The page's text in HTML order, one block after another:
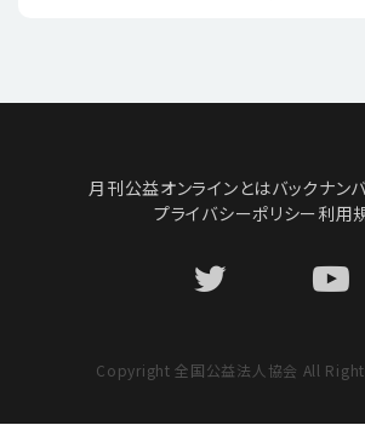
月刊公益オンラインとはバックナン
プライバシーポリシー利用
Copyright 全国公益法人協会 All